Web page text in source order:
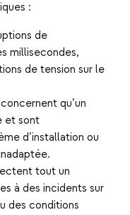
:
de
millisecondes,
de tension sur le
qu’un
et sont
d’installation ou
tout un
à des incidents sur
des conditions